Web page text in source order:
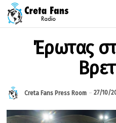
Έρωτας
Creta Fans Press Room 27/10/